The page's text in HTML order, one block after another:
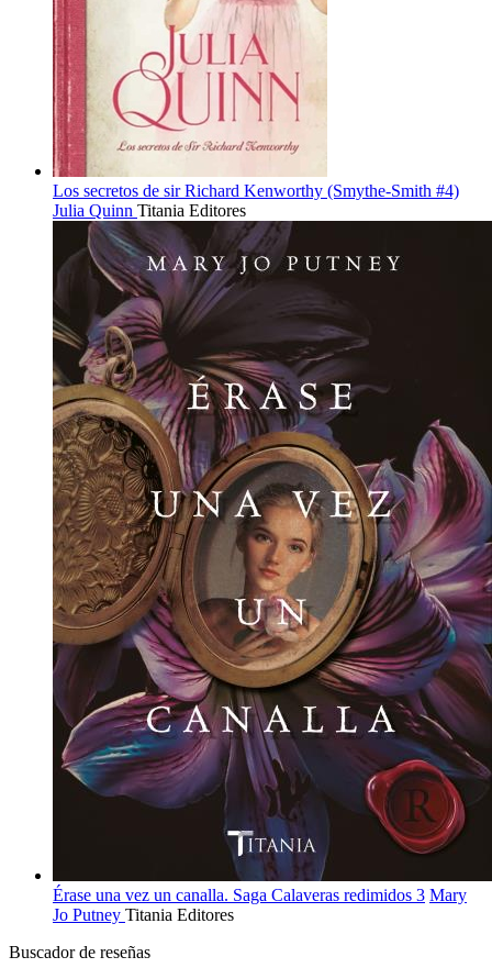
Los secretos de sir Richard Kenworthy (Smythe-Smith #4)
Julia Quinn Titania Editores
Érase una vez un canalla. Saga Calaveras redimidos 3 Mary
Jo Putney Titania Editores
Buscador de reseñas